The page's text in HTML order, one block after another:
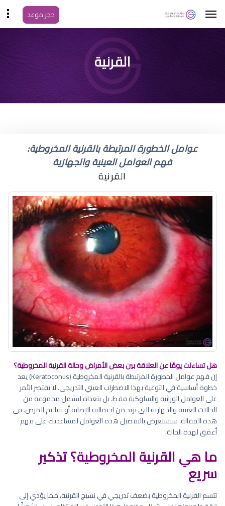
حجز موعد
هل تتحسن الرؤية بعد
عملية تثبيت القرنية
القرنية
عوامل الخطورة المرتبطة بالقرنية المخروطية:
فهم العوامل العينية والجهازية
القرنية
هل تساءلت يومًا عن العلاقة بين بعض الأمراض وحالة القرنية المخروطية؟
إن فهم عوامل الخطورة المرتبطة بالقرنية المخروطية (Keratoconus) يعد
خطوة أساسية في التوعية بهذا الاضطراب العيني التدريجي. لا يقتصر الأمر
على العوامل الوراثية والسلوكية فقط، بل يتعداه ليشمل مجموعة من
الحالات العينية والجهازية التي تزيد من احتمالية الإصابة أو تفاقم المرض. في
هذه المقالة، سنستعرض بالتفصيل هذه العوامل لمساعدتك على فهم
أعمق لهذه الحالة.
ما هي القرنية المخروطية؟ تذكير
سريع
تتسم القرنية المخروطية بضعف تدريجي في نسيج القرنية، مما يؤدي إلى